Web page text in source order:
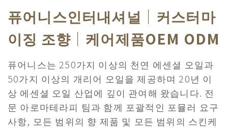
퓨어니스인터내셔널｜커스터마
이징 조향｜케어제품OEM ODM
퓨어니스는 250가지 이상의 천연 에센셜 오일과
50가지 이상의 개리어 오일을 제공하며 20년 이
상 에센셜 오일 산업에 깊이 관여해 왔습니다. 전
문 아로마테라피 팀과 함께 포괄적인 포뮬러 요구
사항, 모든 범위의 향 제품 및 모든 범위의 스킨케